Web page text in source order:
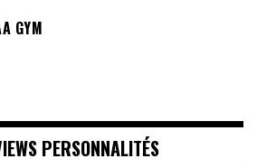
GYM
PERSONNALITÉS